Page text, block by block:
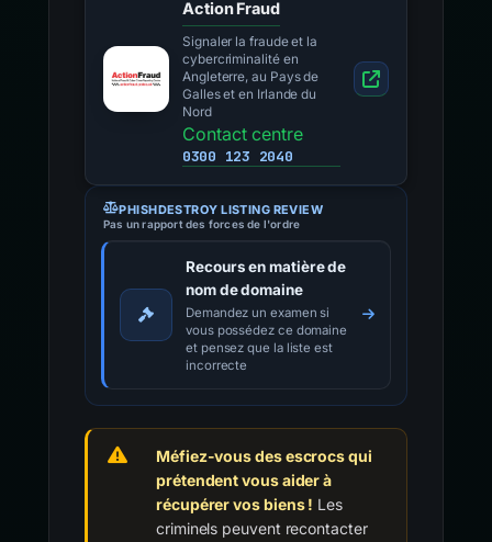
Action Fraud
Signaler la fraude et la
cybercriminalité en
Angleterre, au Pays de
Galles et en Irlande du
Nord
Contact centre
0300 123 2040
PHISHDESTROY LISTING REVIEW
Pas un rapport des forces de l'ordre
Recours en matière de
nom de domaine
Demandez un examen si
vous possédez ce domaine
et pensez que la liste est
incorrecte
Méfiez-vous des escrocs qui
prétendent vous aider à
récupérer vos biens ! Les
criminels peuvent recontacter